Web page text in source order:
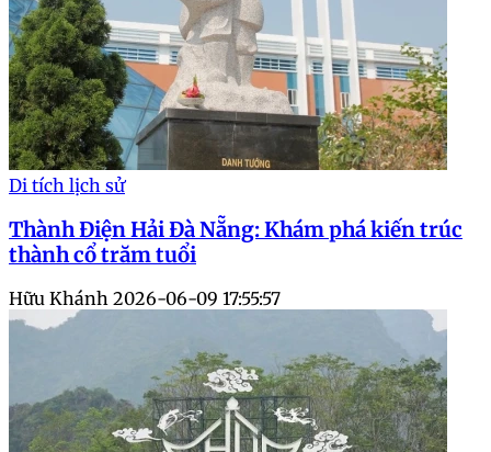
Di tích lịch sử
Thành Điện Hải Đà Nẵng: Khám phá kiến trúc
thành cổ trăm tuổi
Hữu Khánh 2026-06-09 17:55:57